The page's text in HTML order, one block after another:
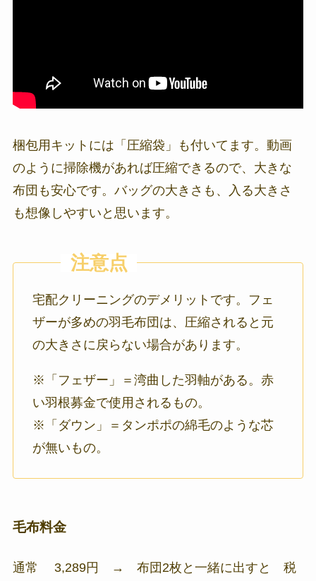
梱包用キットには「圧縮袋」も付いてます。動画
のように掃除機があれば圧縮できるので、大きな
布団も安心です。バッグの大きさも、入る大きさ
も想像しやすいと思います。
宅配クリーニングのデメリットです。フェ
ザーが多めの羽毛布団は、圧縮されると元
の大きさに戻らない場合があります。
※「フェザー」＝湾曲した羽軸がある。赤
い羽根募金で使用されるもの。
※「ダウン」＝タンポポの綿毛のような芯
が無いもの。
毛布料金
通常 3,289円 → 布団2枚と一緒に出すと 税